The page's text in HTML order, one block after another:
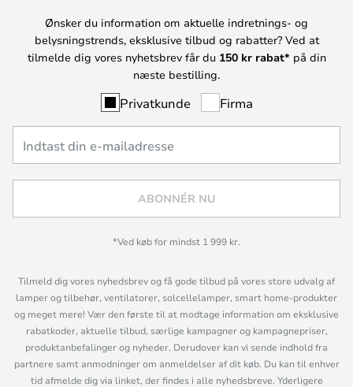
Ønsker du information om aktuelle indretnings- og
belysningstrends, eksklusive tilbud og rabatter? Ved at
tilmelde dig vores nyhetsbrev får du 150 kr rabat* på din
næste bestilling.
Privatkunde Firma
ABONNÉR NU
*Ved køb for mindst 1 999 kr.
Tilmeld dig vores nyhedsbrev og få gode tilbud på vores store udvalg af
lamper og tilbehør, ventilatorer, solcellelamper, smart home-produkter
og meget mere! Vær den første til at modtage information om eksklusive
rabatkoder, aktuelle tilbud, særlige kampagner og kampagnepriser,
produktanbefalinger og nyheder. Derudover kan vi sende indhold fra
partnere samt anmodninger om anmeldelser af dit køb. Du kan til enhver
tid afmelde dig via linket, der findes i alle nyhedsbreve. Yderligere